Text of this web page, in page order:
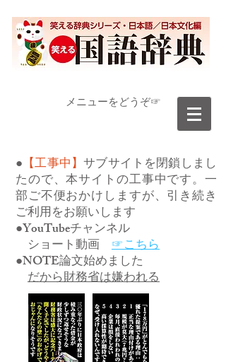
​メニューをどうぞ☞
● 【工事中】サブサイトを閉鎖しまし
たので、本サイトの工事中です。一
部ご不便おかけしますが、引き続き
ご利用をお願いします
●YouTubeチャンネル
ショート動画 ☞こちら
●NOTE論文始めました
だから財務省は嫌われる